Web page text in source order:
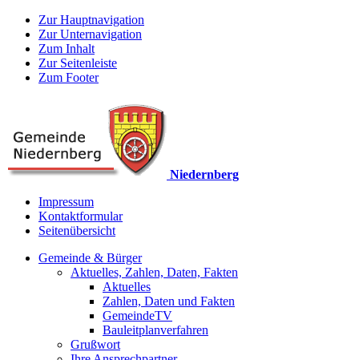
Zur Hauptnavigation
Zur Unternavigation
Zum Inhalt
Zur Seitenleiste
Zum Footer
Niedernberg
Impressum
Kontaktformular
Seitenübersicht
Gemeinde & Bürger
Aktuelles, Zahlen, Daten, Fakten
Aktuelles
Zahlen, Daten und Fakten
GemeindeTV
Bauleitplanverfahren
Grußwort